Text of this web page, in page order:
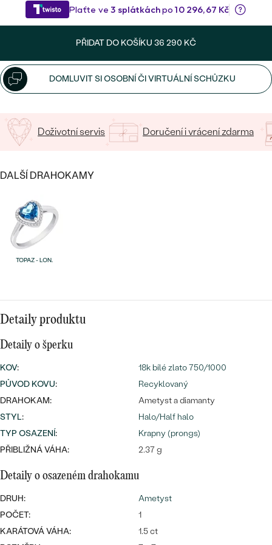
Nejprodávanější
snubní prsteny
PROHLÉDNOUT
DRAHOKAM
ZLATO
STŘÍBRO
Wave kolekce
PROHLÉDNOUT
S DRAHOKAMY
S PERLAMI
DLE STYLU
PERSONALIZOVANÉ
SYMBOLICKÉ
MINIMALISTICKÉ
PODLE PŘÍLEŽITOSTI
PODLE BARVY
NA MÍRU
DIAMANTY
Nejprodávanější
CENOVĚ DOSTUPNÉ
Personalizované
přívěsky
OBJEVIT
CENOVĚ DOSTUPNÉ
Nejprodávanější
prsteny
/ 15 ZNAKŮ
PŘIDAT DO KOŠÍKU 36 290 KČ
DOMLUVIT SI OSOBNÍ ČI VIRTUÁLNÍ SCHŮZKU
Doživotní servis Doručení i vrácení zdarma
DALŠÍ DRAHOKAMY
TOPAZ - LON.
Detaily produktu
Detaily o šperku
KOV:
18k bílé zlato 750/1000
PŮVOD KOVU:
Recyklovaný
DRAHOKAM:
Ametyst a diamanty
STYL:
Halo/Half halo
TYP OSAZENÍ:
Krapny (prongs)
PŘIBLIŽNÁ VÁHA:
2.37 g
Detaily o osazeném drahokamu
DRUH:
Ametyst
POČET:
1
KARÁTOVÁ VÁHA:
1.5 ct